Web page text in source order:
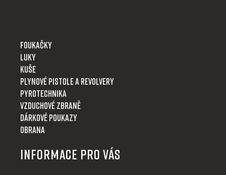
Foukačky
Luky
Kuše
Plynové pistole a revolvery
Pyrotechnika
Vzduchové zbraně
Dárkové poukazy
Obrana
Informace pro Vás